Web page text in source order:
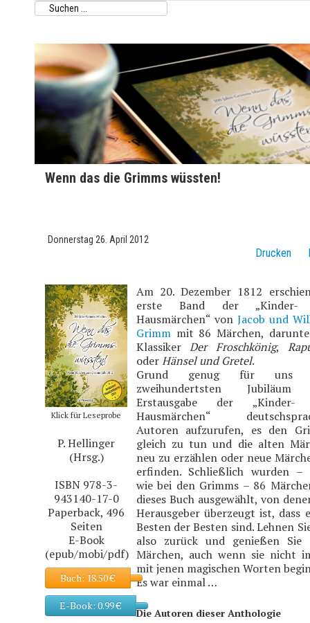
Wenn das die Grimms wüssten!
Donnerstag 26. April 2012
Drucken
Klick für Leseprobe
P. Hellinger
(Hrsg.)
ISBN 978-3-
943140-17-0
Paperback, 496
Seiten
E-Book
(epub/mobi/pdf)
Buch:18.50 €
E-Book:0.99 €
Am 20. Dezember 1812
erste Band der „Kinder-
Hausmärchen“ von Jacob und
Grimmmit 86 Märchen,
KlassikerDer Froschkönig,
oderHänsel und Gretel.
Grund genug für uns
zweihundertsten
Erstausgabe der „Kinder-
Hausmärchen“
Autoren aufzurufen, es den
gleich zu tun und die alten
neu zu erzählen oder neue
erfinden. Schließlich wurden –
wie bei den Grimms – 86
dieses Buch ausgewählt, von
Herausgeber überzeugt ist, dass
Besten der Besten sind. Lehnen
also zurück und genießen Sie
Märchen, auch wenn sie nicht
mit jenen magischen Worten
Es war einmal …
Die Autoren dieser Anthologie